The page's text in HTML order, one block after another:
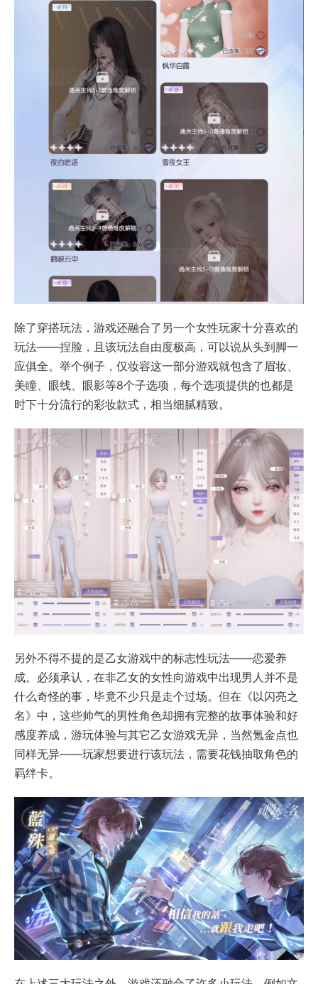
除了穿搭玩法，游戏还融合了另一个女性玩家十分喜欢的
玩法——捏脸，且该玩法自由度极高，可以说从头到脚一
应俱全。举个例子，仅妆容这一部分游戏就包含了眉妆、
美瞳、眼线、眼影等8个子选项，每个选项提供的也都是
时下十分流行的彩妆款式，相当细腻精致。
另外不得不提的是乙女游戏中的标志性玩法——恋爱养
成。必须承认，在非乙女的女性向游戏中出现男人并不是
什么奇怪的事，毕竟不少只是走个过场。但在《以闪亮之
名》中，这些帅气的男性角色却拥有完整的故事体验和好
感度养成，游玩体验与其它乙女游戏无异，当然氪金点也
同样无异——玩家想要进行该玩法，需要花钱抽取角色的
羁绊卡。